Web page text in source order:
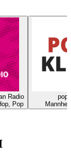
Radio
Pop